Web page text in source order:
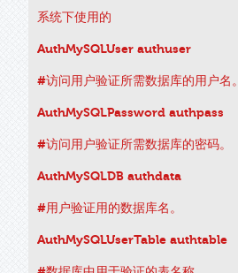
系统下使用的
AuthMySQLUser authuser
#访问用户验证所需数据库的用户名。
AuthMySQLPassword authpass
#访问用户验证所需数据库的密码。
AuthMySQLDB authdata
#用户验证用的数据库名。
AuthMySQLUserTable authtable